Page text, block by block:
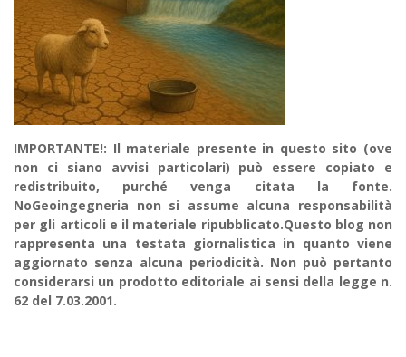
IMPORTANTE!: Il materiale presente in questo sito (ove
non ci siano avvisi particolari) può essere copiato e
redistribuito, purché venga citata la fonte.
NoGeoingegneria non si assume alcuna responsabilità
per gli articoli e il materiale ripubblicato.Questo blog non
rappresenta una testata giornalistica in quanto viene
aggiornato senza alcuna periodicità. Non può pertanto
considerarsi un prodotto editoriale ai sensi della legge n.
62 del 7.03.2001.